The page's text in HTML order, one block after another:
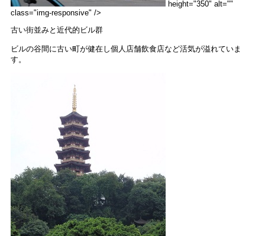
height="350" alt=""
class="img-responsive" />
古い街並みと近代的ビル群
ビルの谷間に古い町が健在し個人店舗飲食店など活気が溢れていま
す。